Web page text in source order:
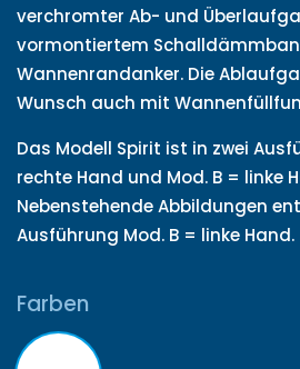
verchromter Ab- und
vormontiertem
Wannenrandanker. Die
Wunsch auch mit
Das Modell Spirit ist in zwei
rechte Hand und Mod. B = linke
Nebenstehende Abbildungen
Ausführung Mod. B = linke Hand.
Farben